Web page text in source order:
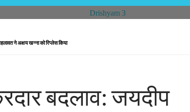
ने अक्षय खन्ना को रिप्लेस किया
बदलाव: जयदीप